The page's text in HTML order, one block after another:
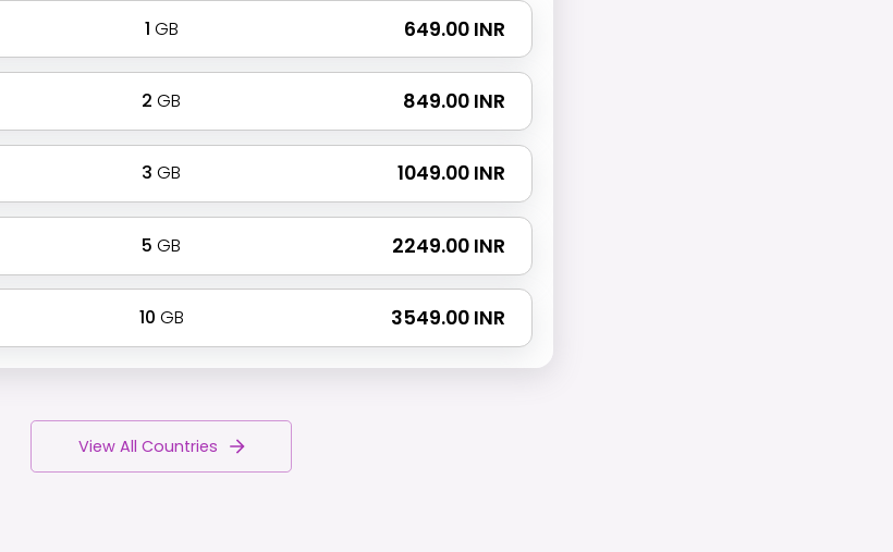
1 GB ₹ 649.00 INR
2 GB ₹ 849.00 INR
3 GB ₹ 1049.00 INR
5 GB ₹ 2249.00 INR
10 GB ₹ 3549.00 INR
View All Countries